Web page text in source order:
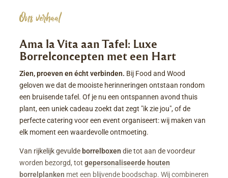
Ons verhaal
Ama la Vita aan Tafel: Luxe
Borrelconcepten met een Hart
Zien, proeven en écht verbinden. Bij Food and Wood
geloven we dat de mooiste herinneringen ontstaan rondom
een bruisende tafel. Of je nu een ontspannen avond thuis
plant, een uniek cadeau zoekt dat zegt "ik zie jou", of de
perfecte catering voor een event organiseert: wij maken van
elk moment een waardevolle ontmoeting.
Van rijkelijk gevuldeborrelboxen die tot aan de voordeur
worden bezorgd, tot gepersonaliseerde houten
borrelplanken met een blijvende boodschap. Wij combineren